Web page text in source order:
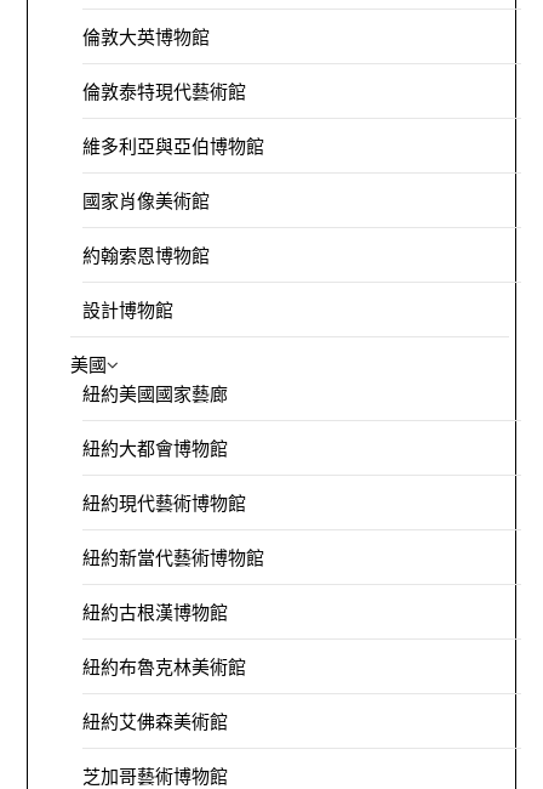
倫敦大英博物館
倫敦泰特現代藝術館
維多利亞與亞伯博物館
國家肖像美術館
約翰索恩博物館
設計博物館
美國
紐約美國國家藝廊
紐約大都會博物館
紐約現代藝術博物館
紐約新當代藝術博物館
紐約古根漢博物館
紐約布魯克林美術館
紐約艾佛森美術館
芝加哥藝術博物館